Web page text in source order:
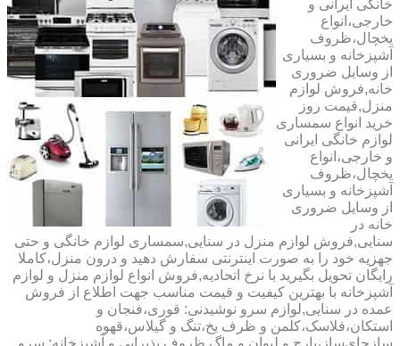
خانگی ایرانی و
خارجی،انواع
یخچال،ظروف
آشپزخانه و بسیاری
از وسایل ضروری
خانه,فروش لوازم
منزل,قیمت روز
خرید انواع سمساری
لوازم خانگی ایرانی
و خارجی،انواع
یخچال،ظروف
آشپزخانه و بسیاری
از وسایل ضروری
خانه در
سنایی,فروش لوازم منزل در سنایی,سمساری لوازم خانگی و حتی
جهزیه خود را به صورت اینترنتی سفارش دهید و درون منزل،کاملا
رایگان تحویل بگیرید با نرخ اتحادیه,فروش انواع لوازم منزل و لوازم
آشپزخانه با بهترین کیفیت و قیمت مناسب جهت اطلاع از فروش
عمده در سنایی,لوازم سرو نوشیدنی: قوری،فنجان و
استکان،فلاسک،کلمن و ظرف یخ،تنگ و گیلاس،قهوه
سازچای‌ساز،پارچ و لیوان و ماگ ظروف پذیرایی و آشپزخانه: سرو